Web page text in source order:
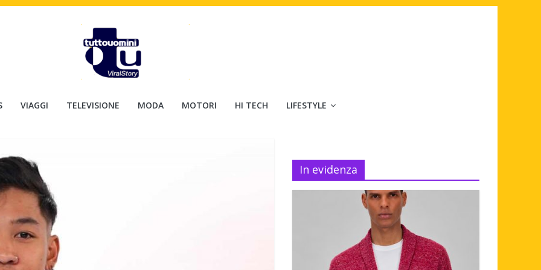
VIAGGI TELEVISIONE MODA MOTORI HI TECH LIFESTYLE
In evidenza